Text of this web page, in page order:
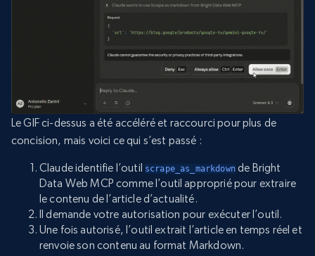
Le GIF ci-dessus a été accéléré et raccourci pour plus de
concision, mais voici ce qui s’est passé :
Claude identifie l’outil scrape_as_markdownde Bright
Data Web MCP comme l’outil approprié pour extraire
le contenu de l’article d’actualité.
Il demande votre autorisation pour exécuter l’outil.
Une fois autorisé, l’outil extrait l’article en temps réel et
renvoie son contenu au format Markdown.